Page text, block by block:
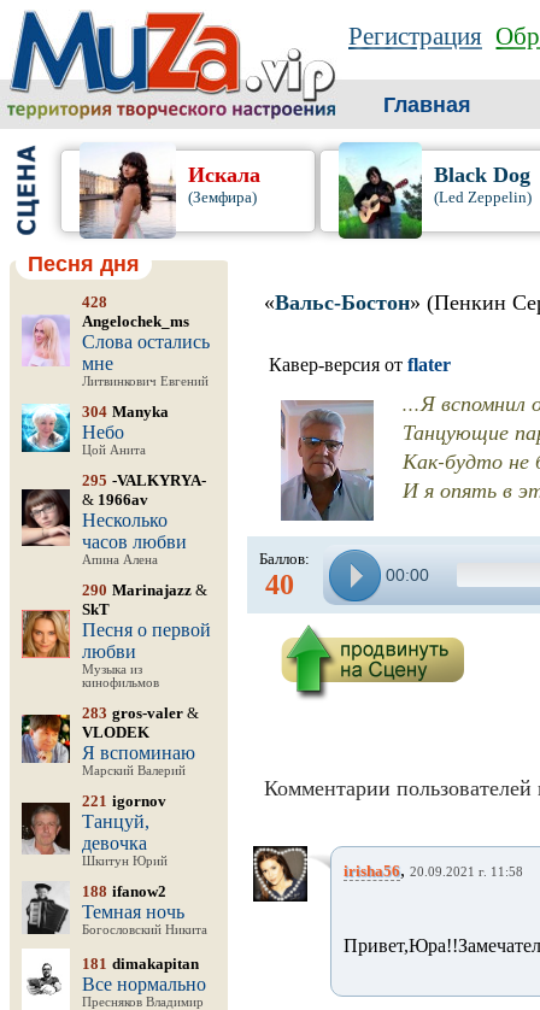
Регистрация
Главная
Искала
(Земфира)
Black Dog
(Led Zeppelin)
Песня дня
428
Angelochek_ms
Слова остались
мне
Литвинкович Евгений
304 Manyka
Небо
Цой Анита
295 -VALKYRYA-
& 1966av
Несколько
часов любви
Апина Алена
290 Marinajazz &
SkT
Песня о первой
любви
Музыка из
кинофильмов
283 gros-valer &
VLODEK
Я вспоминаю
Марский Валерий
221 igornov
Танцуй,
девочка
Шкитун Юрий
188 ifanow2
Темная ночь
Богословский Никита
181 dimakapitan
Все нормально
Пресняков Владимир
«Вальс-Бостон» (Пенкин
Кавер-версия отflater
...Я вспомнил
Танцующие
Как-будто не
И я опять в
Баллов:
40 00:00
Комментарии пользователей
irisha56, 20.09.2021 г. 11:58